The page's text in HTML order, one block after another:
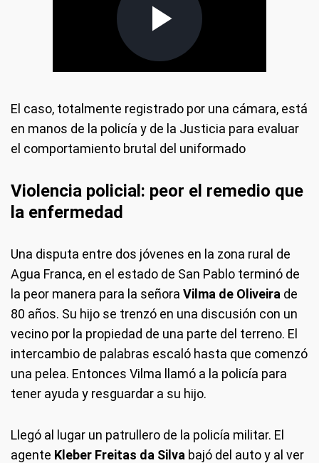
El caso, totalmente registrado por una cámara, está
en manos de la policía y de la Justicia para evaluar
el comportamiento brutal del uniformado
Violencia policial: peor el remedio que
la enfermedad
Una disputa entre dos jóvenes en la zona rural de
Agua Franca, en el estado de San Pablo terminó de
la peor manera para la señora Vilma de Oliveira de
80 años. Su hijo se trenzó en una discusión con un
vecino por la propiedad de una parte del terreno. El
intercambio de palabras escaló hasta que comenzó
una pelea. Entonces Vilma llamó a la policía para
tener ayuda y resguardar a su hijo.
Llegó al lugar un patrullero de la policía militar. El
agente Kleber Freitas da Silva bajó del auto y al ver